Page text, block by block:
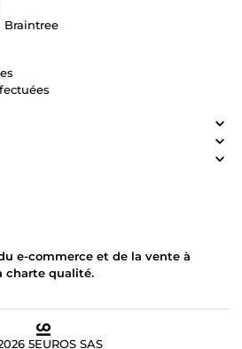
Braintree
e-commerce et de la vente à
charte qualité.
5EUROS SAS